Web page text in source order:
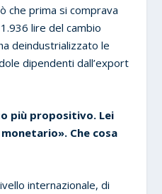
che prima si comprava
lire del cambio
deindustrializzato le
dipendenti dall’export
più propositivo. Lei
Che cosa
internazionale, di